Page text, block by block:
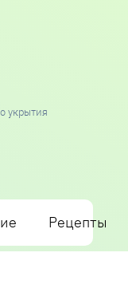
укрытия
Рецепты